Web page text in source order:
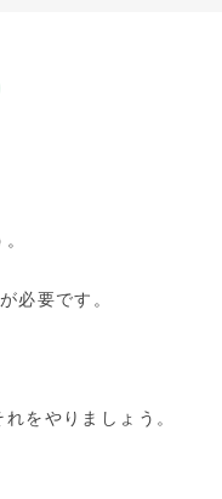
必要です。
をやりましょう。